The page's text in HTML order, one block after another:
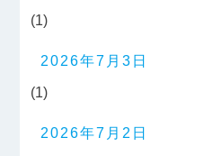
(1)
2026年7月3日
(1)
2026年7月2日